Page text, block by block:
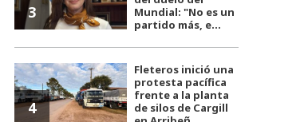
3
Mundial: "No es un
partido más, e...
4
Fleteros inició una
protesta pacífica
frente a la planta
de silos de Cargill